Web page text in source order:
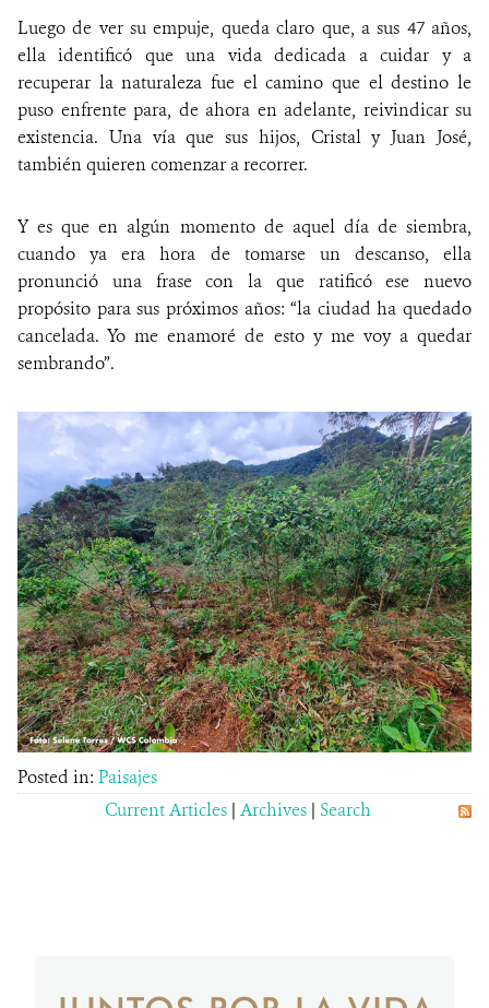
Luego de ver su empuje, queda claro que, a sus 47 años,
ella identificó que una vida dedicada a cuidar y a
recuperar la naturaleza fue el camino que el destino le
puso enfrente para, de ahora en adelante, reivindicar su
existencia. Una vía que sus hijos, Cristal y Juan José,
también quieren comenzar a recorrer.
Y es que en algún momento de aquel día de siembra,
cuando ya era hora de tomarse un descanso, ella
pronunció una frase con la que ratificó ese nuevo
propósito para sus próximos años: “la ciudad ha quedado
cancelada. Yo me enamoré de esto y me voy a quedar
sembrando”.
Posted in: Paisajes
Current Articles | Archives | Search